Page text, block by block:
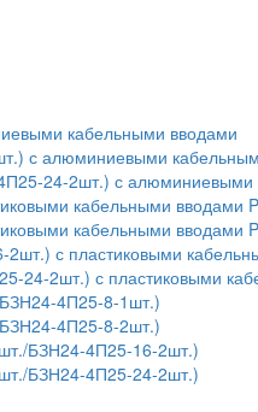
кабельными вводами
с алюминиевыми
24-2шт.) с алюминиевыми
кабельными вводами
кабельными вводами
с пластиковыми
24-2шт.) с пластиковыми
4П25-8-1шт.)
4П25-8-2шт.)
БЗН24-4П25-16-2шт.)
БЗН24-4П25-24-2шт.)